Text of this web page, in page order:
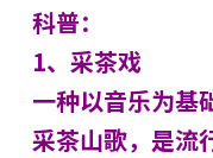
科普：
1、采茶戏
一种以音乐为基
采茶山歌，是流